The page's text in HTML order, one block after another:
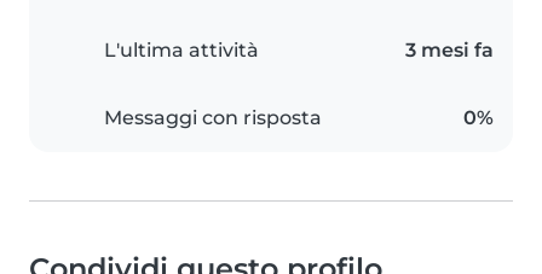
L'ultima attività 3 mesi fa
Messaggi con risposta 0%